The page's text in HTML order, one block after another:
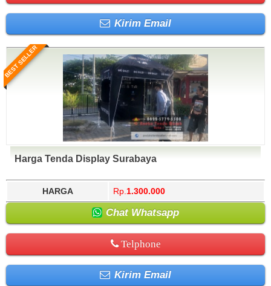
Kirim Email
BEST SELLER
Harga Tenda Display Surabaya
HARGA Rp. 1.300.000
Chat Whatsapp
Telphone
Kirim Email